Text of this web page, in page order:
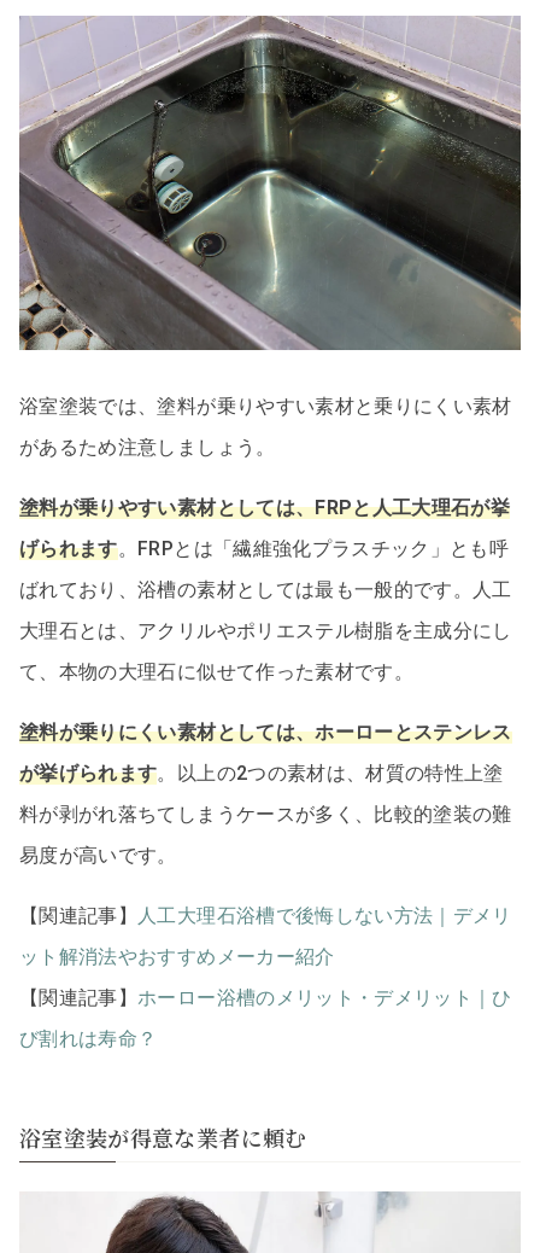
浴室塗装では、塗料が乗りやすい素材と乗りにくい素材
があるため注意しましょう。
塗料が乗りやすい素材としては、FRPと人工大理石が挙
げられます。FRPとは「繊維強化プラスチック」とも呼
ばれており、浴槽の素材としては最も一般的です。人工
大理石とは、アクリルやポリエステル樹脂を主成分にし
て、本物の大理石に似せて作った素材です。
塗料が乗りにくい素材としては、ホーローとステンレス
が挙げられます。以上の2つの素材は、材質の特性上塗
料が剥がれ落ちてしまうケースが多く、比較的塗装の難
易度が高いです。
【関連記事】 人工大理石浴槽で後悔しない方法｜デメリ
ット解消法やおすすめメーカー紹介
【関連記事】ホーロー浴槽のメリット・デメリット｜ひ
び割れは寿命？
浴室塗装が得意な業者に頼む